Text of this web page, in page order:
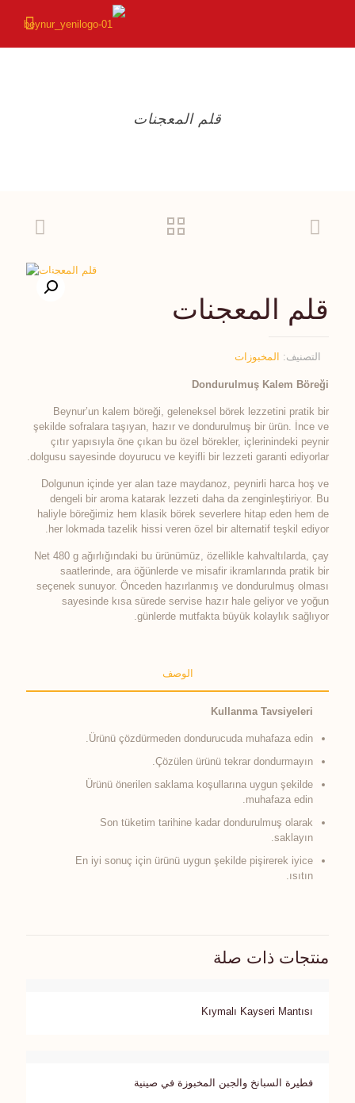
قلم المعجنات
قلم المعجنات
Dondurulmuş Kalem Böreği
Beynur’un kalem böreği, geleneksel börek lezzetini pratik bir
şekilde sofralara taşıyan, hazır ve dondurulmuş bir ürün. İnce ve
çıtır yapısıyla öne çıkan bu özel börekler, içlerinindeki peynir
dolgusu sayesinde doyurucu ve keyifli bir lezzeti garanti ediyorlar.
Dolgunun içinde yer alan taze maydanoz, peynirli harca hoş ve
dengeli bir aroma katarak lezzeti daha da zenginleştiriyor. Bu
haliyle böreğimiz hem klasik börek severlere hitap eden hem de
her lokmada tazelik hissi veren özel bir alternatif teşkil ediyor.
Net 480 g ağırlığındaki bu ürünümüz, özellikle kahvaltılarda, çay
saatlerinde, ara öğünlerde ve misafir ikramlarında pratik bir
seçenek sunuyor. Önceden hazırlanmış ve dondurulmuş olması
sayesinde kısa sürede servise hazır hale geliyor ve yoğun
günlerde mutfakta büyük kolaylık sağlıyor.
التصنيف: المخبوزات
الوصف
Kullanma Tavsiyeleri
Ürünü çözdürmeden dondurucuda muhafaza edin.
Çözülen ürünü tekrar dondurmayın.
Ürünü önerilen saklama koşullarına uygun şekilde
muhafaza edin.
Son tüketim tarihine kadar dondurulmuş olarak
saklayın.
En iyi sonuç için ürünü uygun şekilde pişirerek iyice
ısıtın.
منتجات ذات صلة
Kıymalı Kayseri Mantısı
فطيرة السبانخ والجبن المخبوزة في صينية